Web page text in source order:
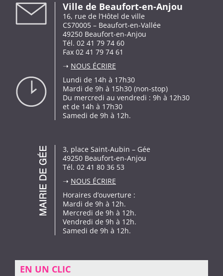
Ville de Beaufort-en-Anjou
16, rue de l’Hôtel de ville
CS70005 – Beaufort-en-Vallée
49250 Beaufort-en-Anjou
Tél. 02 41 79 74 60
Fax 02 41 79 74 61
➝ NOUS ÉCRIRE
Lundi de 14h à 17h30
Mardi de 9h à 15h30 (non-stop)
Du mercredi au vendredi : 9h à 12h30
et de 14h à 17h30
Samedi de 9h à 12h.
3, place Saint-Aubin – Gée
49250 Beaufort-en-Anjou
Tél. 02 41 80 36 53
➝ NOUS ÉCRIRE
Horaires d’ouverture :
Mardi de 9h à 12h.
Mercredi de 9h à 12h.
Vendredi de 9h à 12h.
Samedi de 9h à 12h.
EN UN CLIC